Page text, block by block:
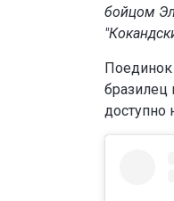
бойцом
Поединок
бразилец
доступно